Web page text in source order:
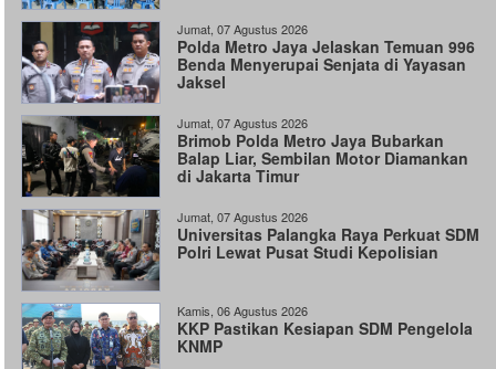
Jumat, 07 Agustus 2026
Polda Metro Jaya Jelaskan Temuan 996
Benda Menyerupai Senjata di Yayasan
Jaksel
Jumat, 07 Agustus 2026
Brimob Polda Metro Jaya Bubarkan
Balap Liar, Sembilan Motor Diamankan
di Jakarta Timur
Jumat, 07 Agustus 2026
Universitas Palangka Raya Perkuat SDM
Polri Lewat Pusat Studi Kepolisian
Kamis, 06 Agustus 2026
KKP Pastikan Kesiapan SDM Pengelola
KNMP